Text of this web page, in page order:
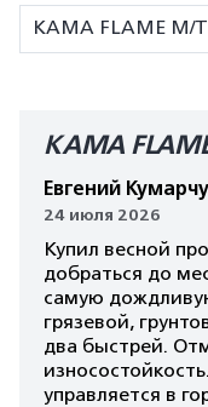
КАМА FLAME M/T
КАМА
Евгений
24 июля 2026
Купил весной
добраться до
самую
грязевой,
два быстрей.
управляется в